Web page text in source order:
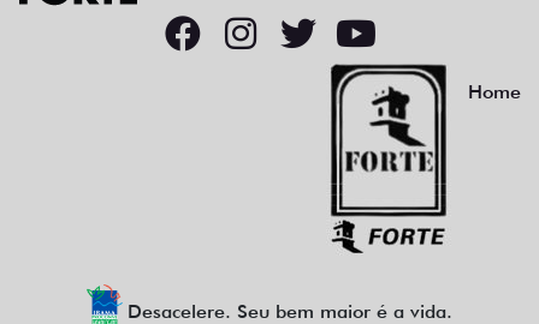
Home
Desacelere. Seu bem maior é a vida.